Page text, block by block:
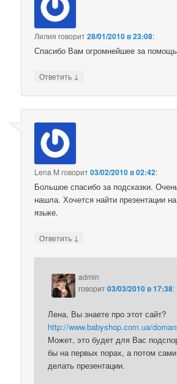
Лилия говорит28/01/2010 в 23:08:
Спасибо Вам огромнейшее за
Ответить ↓
Lena M говорит03/02/2010 в 02:42:
Большое спасибо за подсказки.
нашла. Хочется найти презентации
языке.
Ответить ↓
admin
говорит03/03/2010 в 17:38:
Лена, Вы знаете про этот сайт?
http://www.babyshop.com.ua/
Может, это будет для Вас
бы на первых порах, а потом
делать презентации.